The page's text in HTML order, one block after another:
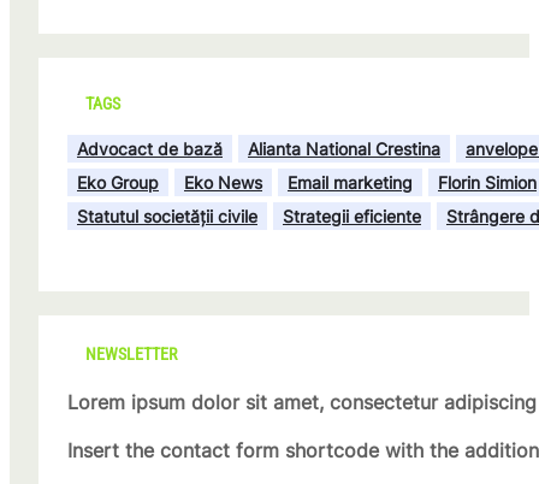
TAGS
Advocact de bază Alianta National Crestina
Eko Group
Eko News Email marketing
Florin Simion
Statutul societății civile
Strategii eficiente Strângere
NEWSLETTER
Lorem ipsum dolor sit amet, consectetur
Insert the contact form shortcode with the